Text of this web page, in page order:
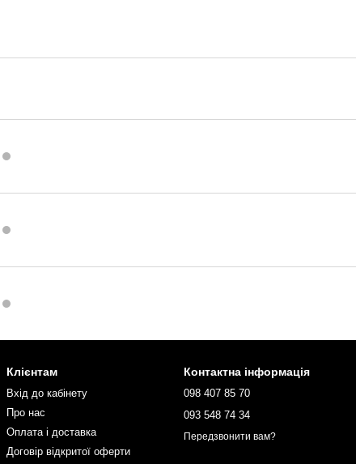
Клієнтам
Вхід до кабінету
Про нас
Оплата і доставка
Договір відкритої оферти
Контактна інформація
098 407 85 70
093 548 74 34
Передзвонити вам?